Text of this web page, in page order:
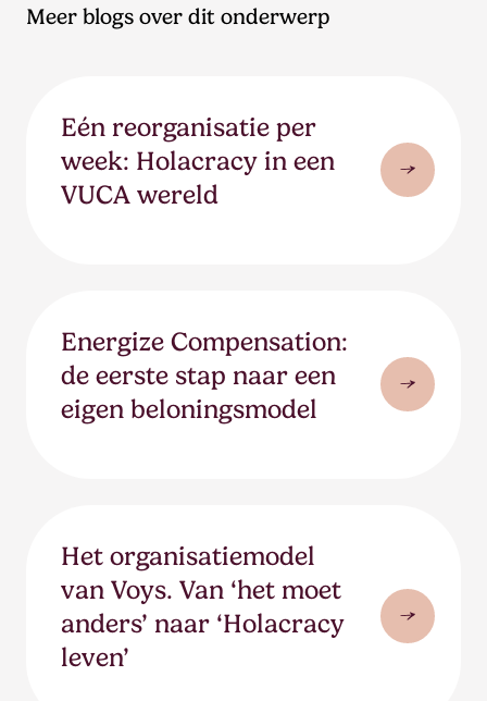
Meer blogs over dit onderwerp
Eén reorganisatie per
week: Holacracy in een
VUCA wereld
Energize Compensation:
de eerste stap naar een
eigen beloningsmodel
Het organisatiemodel
van Voys. Van ‘het moet
anders’ naar ‘Holacracy
leven’